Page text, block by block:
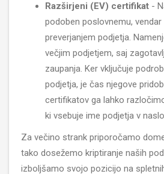
Razširjeni (EV) certifikat -
podoben poslovnemu,
preverjanjem podjetja.
večjim podjetjem, saj
zaupanja. Ker vključuje
podjetja, je čas njegove
certifikatov ga lahko
ki vsebuje ime podjetja v
Za večino strank priporočamo
tako dosežemo kriptiranje naših
izboljšamo svojo pozicijo na